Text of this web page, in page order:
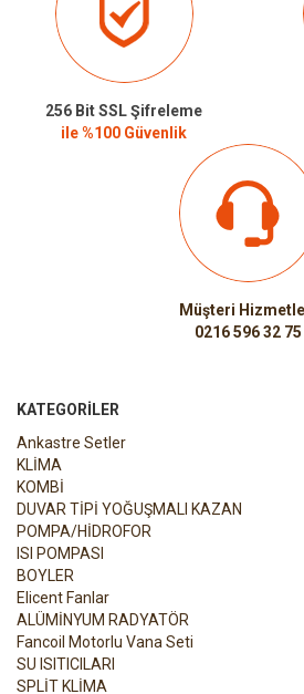
256 Bit SSL Şifreleme
ile %100 Güvenlik
Müşteri
0216 596 32 75
KATEGORILER
Ankastre Setler
KLİMA
KOMBİ
DUVAR TİPİ YOĞUŞMALI KAZAN
POMPA/HİDROFOR
ISI POMPASI
BOYLER
Elicent Fanlar
ALÜMİNYUM RADYATÖR
Fancoil Motorlu Vana Seti
SU ISITICILARI
SPLİT KLİMA